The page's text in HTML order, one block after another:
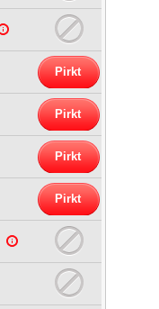
Pirkt
Pirkt
Pirkt
Pirkt